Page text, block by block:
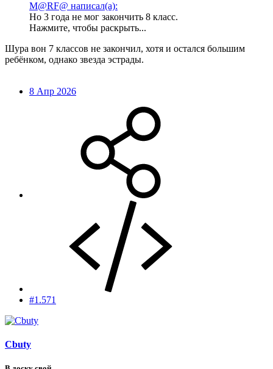
M@RF@ написал(а):
Но 3 года не мог закончить 8 класс.
Нажмите, чтобы раскрыть...
Шура вон 7 классов не закончил, хотя и остался большим
ребёнком, однако звезда эстрады.
8 Апр 2026
#1.571
Cbuty